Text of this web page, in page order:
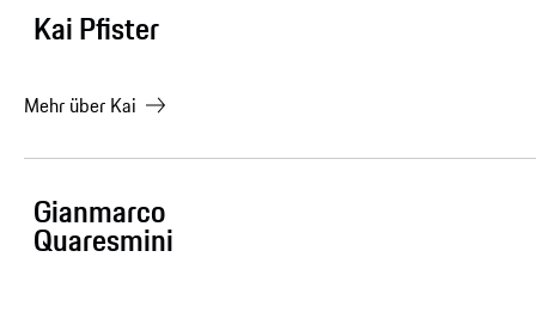
Kai Pfister
Mehr über Kai
Gianmarco
Quaresmini